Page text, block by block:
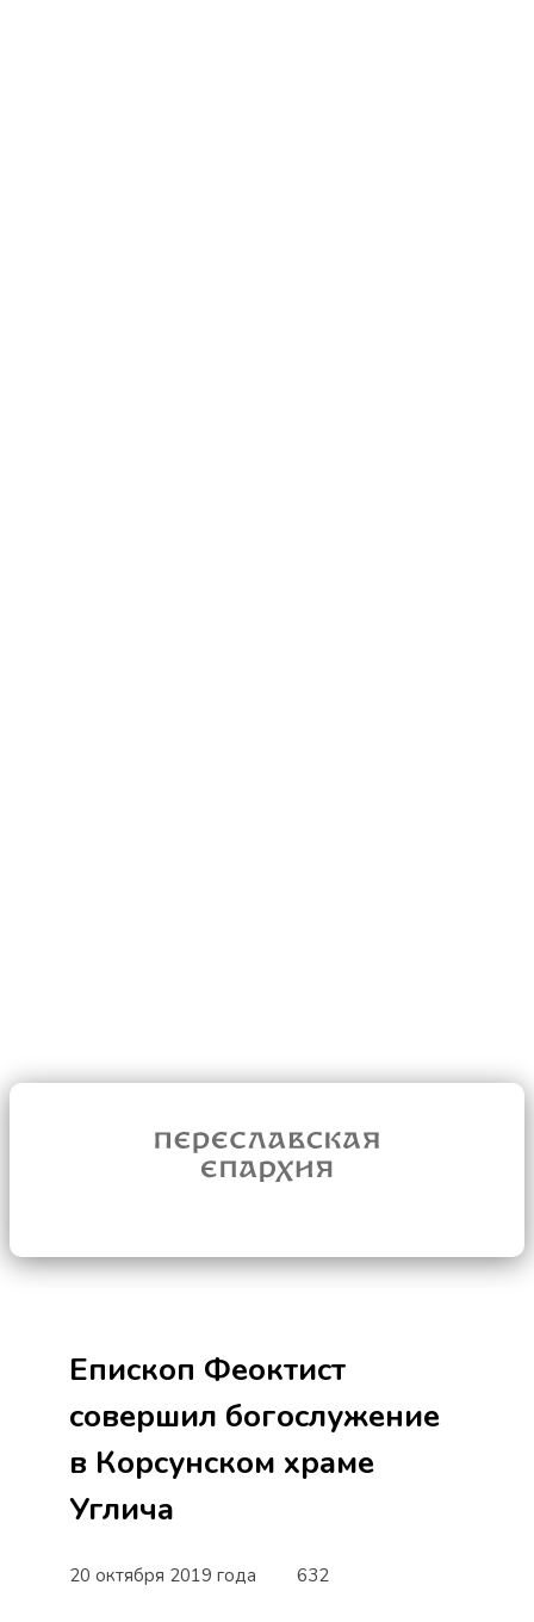
Епископ Феоктист
совершил богослужение
в Корсунском храме
Углича
20 октября 2019 года 632